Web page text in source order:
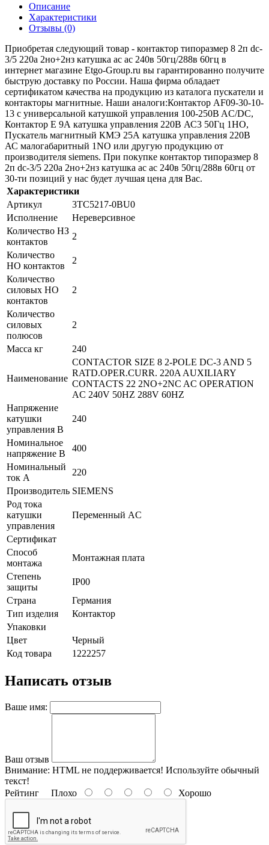
Описание
Характеристики
Отзывы (0)
Приобретая следующий товар - контактор типоразмер 8 2п dc-
3/5 220a 2но+2нз катушка ac ac 240в 50гц/288в 60гц в
интернет магазине Etgo-Group.ru вы гарантированно получите
быструю доставку по России. Наша фирма обладает
сертификатом качества на продукцию из каталога пускатели и
контакторы магнитные. Наши аналоги:Контактор AF09-30-10-
13 с универсальной катушкой управления 100-250B AC/DC,
Контактор E 9А катушка управления 220В АС3 50Гц 1НО,
Пускатель магнитный КМЭ 25А катушка управления 220В
АС малогабаритный 1NO или другую продукцию от
производителя siemens. При покупке контактор типоразмер 8
2п dc-3/5 220a 2но+2нз катушка ac ac 240в 50гц/288в 60гц от
30-ти позиций у нас будет лучшая цена для Вас.
Характеристики
Артикул
3TC5217-0BU0
Исполнение
Нереверсивное
Количество НЗ
контактов
2
Количество
НО контактов
2
Количество
силовых НО
контактов
2
Количество
силовых
полюсов
2
Масса кг 240
Наименование
CONTACTOR SIZE 8 2-POLE DC-3 AND 5
RATD.OPER.CURR. 220A AUXILIARY
CONTACTS 22 2NO+2NC AC OPERATION
AC 240V 50HZ 288V 60HZ
Напряжение
катушки
управления В
240
Номинальное
напряжение В
400
Номинальный
ток А
220
Производитель SIEMENS
Род тока
катушки
управления
Переменный AC
Сертификат
Способ
монтажа
Монтажная плата
Степень
защиты
IP00
Страна
Германия
Тип изделия
Контактор
Упаковки
Цвет
Черный
Код товара
1222257
Написать отзыв
Ваше имя:
Ваш отзыв
Внимание: HTML не поддерживается! Используйте обычный
текст!
Рейтинг Плохо Хорошо